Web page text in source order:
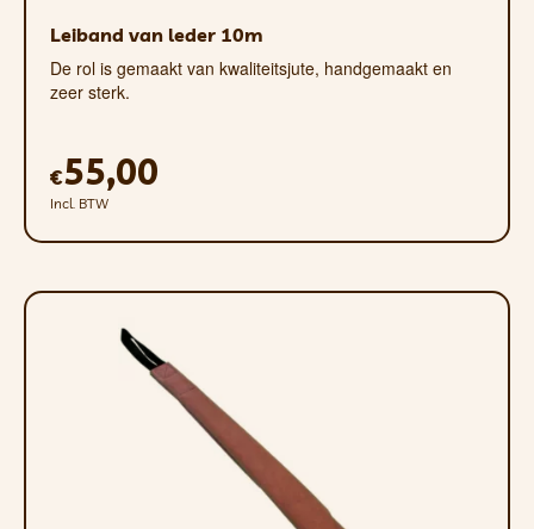
Leiband van leder 10m
De rol is gemaakt van kwaliteitsjute, handgemaakt en
zeer sterk.
€55,00
Incl. BTW